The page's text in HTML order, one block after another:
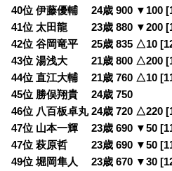
40位 伊藤優輔 24歳 900 ▼100
41位 太田龍 23歳 880 ▼200
42位 谷岡竜平 25歳 835 △10
43位 湯浅大 21歳 800 △200
44位 直江大輔 21歳 760 △10
45位 勝俣翔貴 24歳 750
46位 八百板卓丸 24歳 720 △220
47位 山本一輝 23歳 690 ▼50
47位 萩原哲 23歳 690 ▼50
49位 堀岡隼人 23歳 670 ▼30